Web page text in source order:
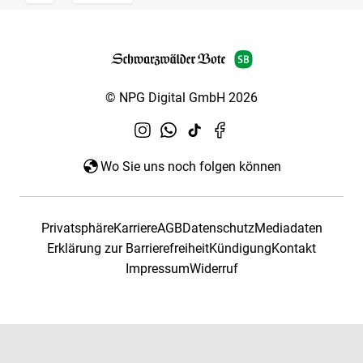
© NPG Digital GmbH 2026
Wo Sie uns noch folgen können
PrivatsphäreKarriereAGBDatenschutzMediadaten
Erklärung zur BarrierefreiheitKündigungKontakt
ImpressumWiderruf